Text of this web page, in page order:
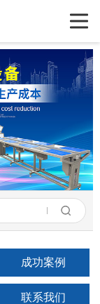
成功案例
联系我们